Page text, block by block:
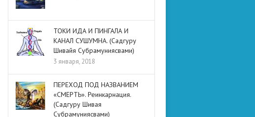
ТОКИ ИДА И ПИНГАЛА И
КАНАЛ СУШУМНА. (Садгуру
Шивайя Субрамуниясвами)
3 января, 2018
ПЕРЕХОД ПОД НАЗВАНИЕМ
«СМЕРТЬ». Реинкарнация.
(Садгуру Шивая
Субрамуниясвами)